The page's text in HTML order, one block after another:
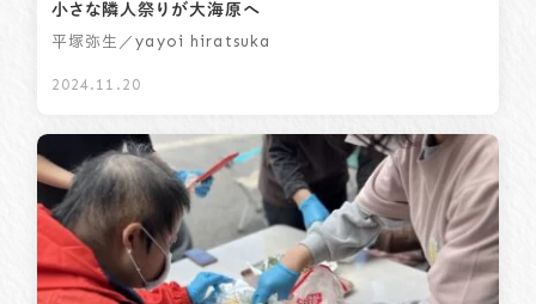
小さな隣人祭りが大海原へ
平塚弥生 ／yayoi hiratsuka
2024.11.20